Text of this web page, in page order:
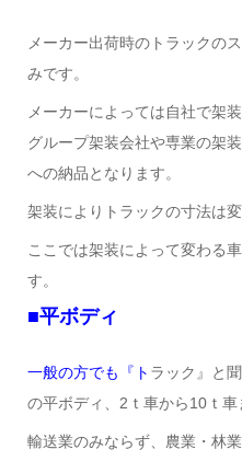
メーカー出荷時のトラックの
みです。
メーカーによっては自社で架
グループ架装会社や専業の架
への納品となります。
架装によりトラックの寸法は変
ここでは架装によって変わる
す。
■平ボディ
一般の方でも『ト ラック』と
の平ボディ、2ｔ車から10ｔ車
輸送業のみならず、農業・林